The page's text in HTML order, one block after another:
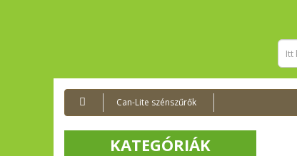
Can-Lite szénszűrők
KATEGÓRIÁK